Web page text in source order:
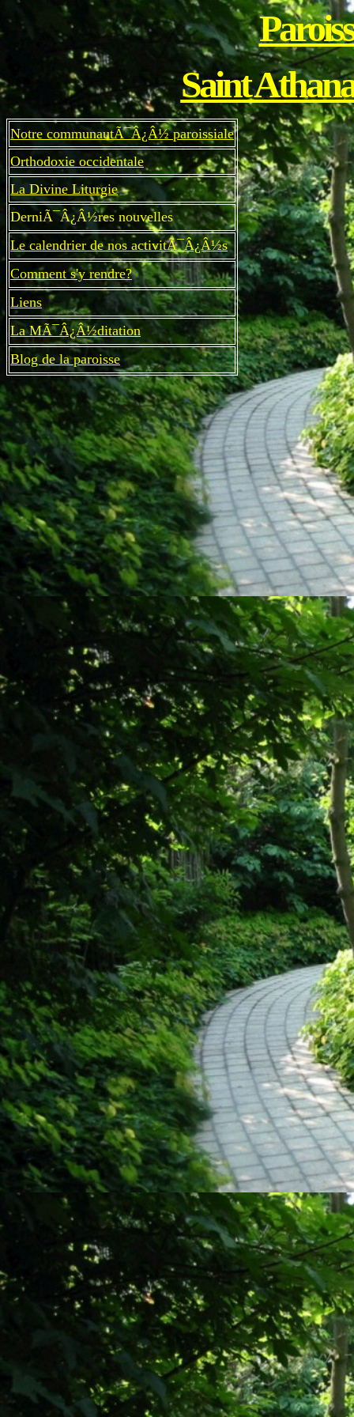
Saint
Notre communautÃ¯Â¿Â½ paroissiale
Orthodoxie occidentale
La Divine Liturgie
DerniÃ¯Â¿Â½res nouvelles
Le calendrier de nos activitÃ¯Â¿Â½s
Comment s'y rendre?
Liens
La MÃ¯Â¿Â½ditation
Blog de la paroisse